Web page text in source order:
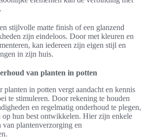
stijlvolle matte finish of een glanzend
zijn eindeloos. Door met kleuren en
kan iedereen zijn eigen stijl en
in zijn huis.
van planten in potten
planten in potten vergt aandacht en kennis
te stimuleren. Door rekening te houden
en regelmatig onderhoud te plegen,
op hun best ontwikkelen. Hier zijn enkele
van plantenverzorging en